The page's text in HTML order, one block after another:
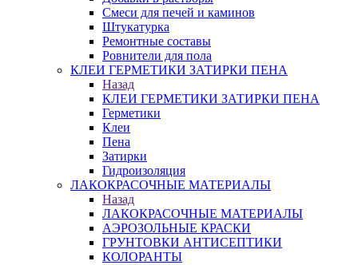
Смеси для печей и каминов
Штукатурка
Ремонтные составы
Ровнители для пола
КЛЕИ ГЕРМЕТИКИ ЗАТИРКИ ПЕНА
Назад
КЛЕИ ГЕРМЕТИКИ ЗАТИРКИ ПЕНА
Герметики
Клеи
Пена
Затирки
Гидроизоляция
ЛАКОКРАСОЧНЫЕ МАТЕРИАЛЫ
Назад
ЛАКОКРАСОЧНЫЕ МАТЕРИАЛЫ
АЭРОЗОЛЬНЫЕ КРАСКИ
ГРУНТОВКИ АНТИСЕПТИКИ
КОЛОРАНТЫ